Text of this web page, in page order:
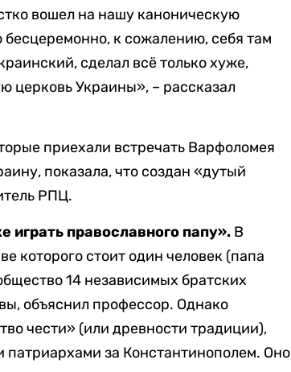
вошел на нашу каноническую
к сожалению, себя там
сделал всё только хуже,
церковь Украины», – рассказал
приехали встречать Варфоломея
показала, что создан «дутый
РПЦ.
православного папу». В
которого стоит один человек (папа
14 независимых братских
объяснил профессор. Однако
чести» (или древности традиции),
за Константинополем. Оно